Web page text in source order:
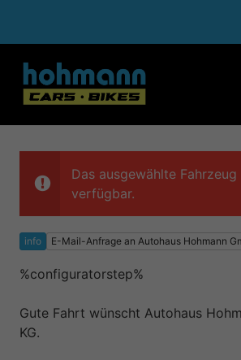
Das ausgewählte
verfügbar.
info E-Mail-Anfrage an Autohaus Hohmann
%configuratorstep%
Gute Fahrt wünscht Autohaus
KG.